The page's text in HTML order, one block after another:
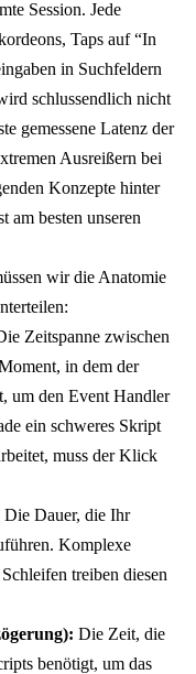
Session. Jede
Taps auf “In
in Suchfeldern
schlussendlich nicht
gemessene Latenz der
Ausreißern bei
Konzepte hinter
am besten unseren
wir die Anatomie
Zeitspanne zwischen
in dem der
um den Event Handler
ein schweres Skript
muss der Klick
Die Dauer, die Ihr
Komplexe
treiben diesen
Die Zeit, die
benötigt, um das